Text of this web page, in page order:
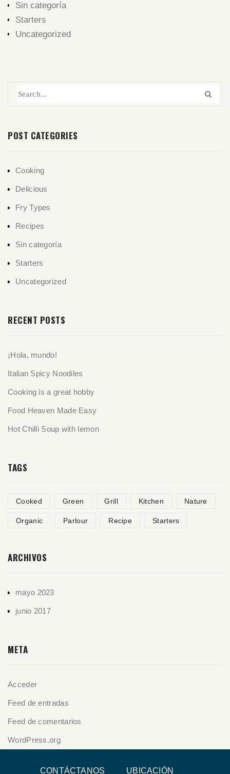
Sin categoría
Starters
Uncategorized
POST CATEGORIES
Cooking
Delicious
Fry Types
Recipes
Sin categoría
Starters
Uncategorized
RECENT POSTS
¡Hola, mundo!
Italian Spicy Noodiles
Cooking is a great hobby
Food Heaven Made Easy
Hot Chilli Soup with lemon
TAGS
Cooked Green Grill Kitchen Nature
Organic Parlour Recipe Starters
ARCHIVOS
mayo 2023
junio 2017
META
Acceder
Feed de entradas
Feed de comentarios
WordPress.org
CONTÁCTANOS UBICACIÓN